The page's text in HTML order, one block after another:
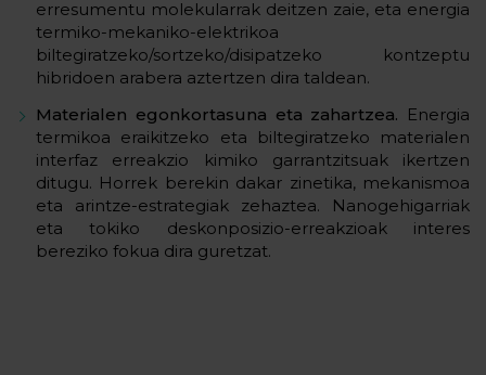
erresumentu molekularrak deitzen zaie, eta energia
termiko-mekaniko-elektrikoa
biltegiratzeko/sortzeko/disipatzeko kontzeptu
hibridoen arabera aztertzen dira taldean.
Materialen egonkortasuna eta zahartzea. Energia
termikoa eraikitzeko eta biltegiratzeko materialen
interfaz erreakzio kimiko garrantzitsuak ikertzen
ditugu. Horrek berekin dakar zinetika, mekanismoa
eta arintze-estrategiak zehaztea. Nanogehigarriak
eta tokiko deskonposizio-erreakzioak interes
bereziko fokua dira guretzat.